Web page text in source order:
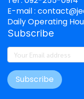
E-mail :
Daily Operating
Subscribe
Subscribe